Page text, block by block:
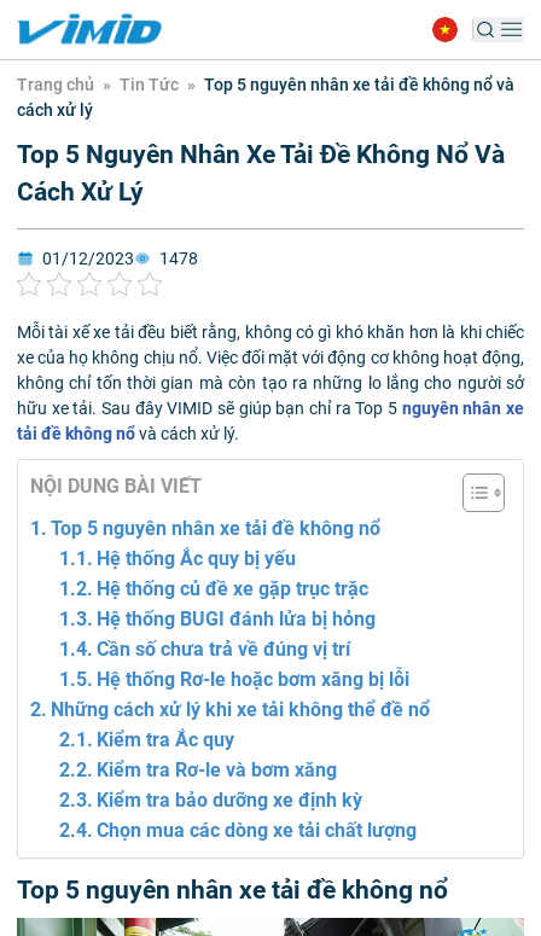
Trang chủ » Tin Tức » Top 5 nguyên nhân xe tải đề không nổ và
cách xử lý
Top 5 Nguyên Nhân Xe Tải Đề Không Nổ Và
Cách Xử Lý
01/12/2023 1478
Mỗi tài xế xe tải đều biết rằng, không có gì khó khăn hơn là khi chiếc
xe của họ không chịu nổ. Việc đối mặt với động cơ không hoạt động,
không chỉ tốn thời gian mà còn tạo ra những lo lắng cho người sở
hữu xe tải. Sau đây VIMID sẽ giúp bạn chỉ ra Top 5 nguyên nhân xe
tải đề không nổvà cách xử lý.
NỘI DUNG BÀI VIẾT
Top 5 nguyên nhân xe tải đề không nổ
Hệ thống Ắc quy bị yếu
Hệ thống củ đề xe gặp trục trặc
Hệ thống BUGI đánh lửa bị hỏng
Cần số chưa trả về đúng vị trí
Hệ thống Rơ-le hoặc bơm xăng bị lỗi
Những cách xử lý khi xe tải không thể đề nổ
Kiểm tra Ắc quy
Kiểm tra Rơ-le và bơm xăng
Kiểm tra bảo dưỡng xe định kỳ
Chọn mua các dòng xe tải chất lượng
Top 5 nguyên nhân xe tải đề không nổ